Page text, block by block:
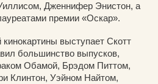
Дженнифер Энистон, а
премии «Оскар».
выступает Скотт
большинство выпусков,
Обамой, Брэдом Питтом,
Клинтон, Уэйном Найтом,